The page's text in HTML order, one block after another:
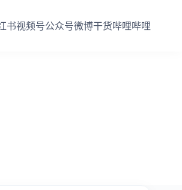
书视频号公众号微博干货哔哩哔哩